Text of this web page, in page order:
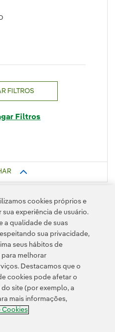
FILTROS
Filtros
Privacidade Informação legal
de cookies Configuração de cookies
Canal de denúncias
cookies próprios e
experiência de usuário.
a qualidade de suas
sua privacidade,
seus hábitos de
melhorar
Destacamos que o
cookies pode afetar o
site (por exemplo, a
mais informações,
Cookies